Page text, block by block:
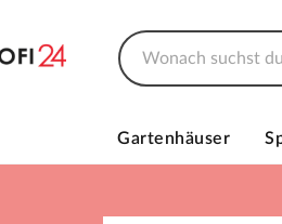
Gartenhäuser